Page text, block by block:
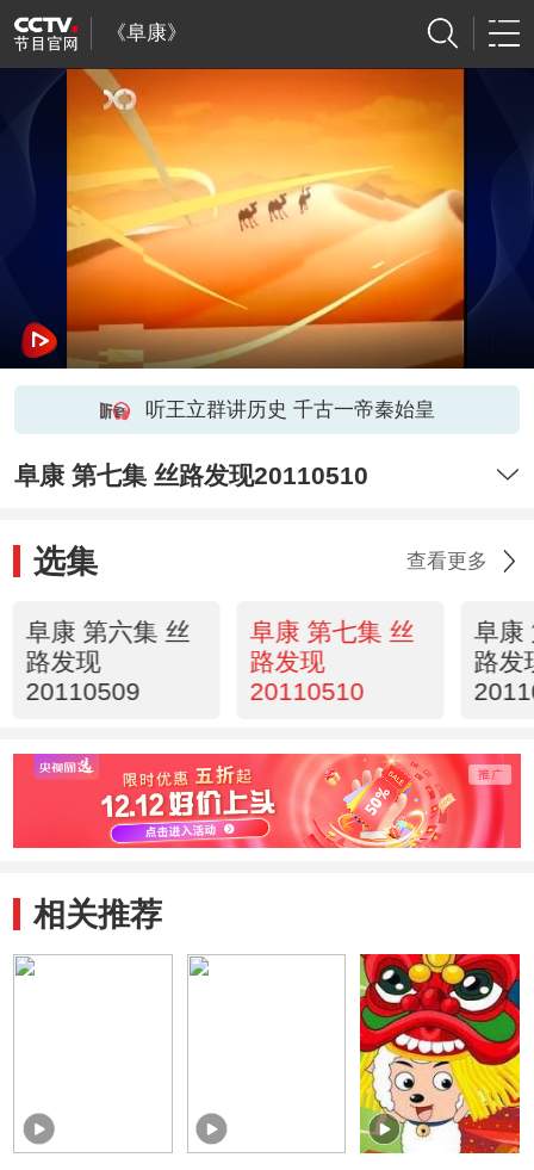
《阜康》
听王立群讲历史 千古一帝秦始皇
阜康 第七集 丝路发现20110510
选集 查看更多
阜康 第六集 丝
路发现
20110509
阜康 第七集 丝
路发现
20110510
阜康
路发
相关推荐